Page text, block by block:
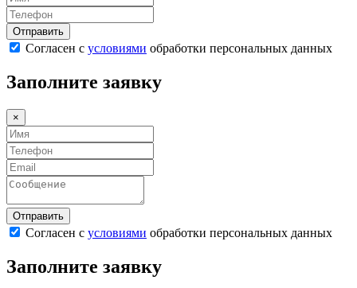
Согласен с условиями обработки персональных данных
Заполните заявку
×
Согласен с условиями обработки персональных данных
Заполните заявку